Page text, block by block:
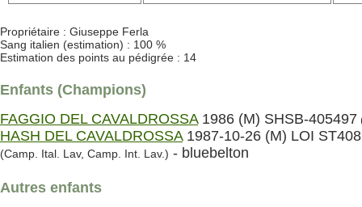
Propriétaire : Giuseppe Ferla
Sang italien (estimation) : 100 %
Estimation des points au pédigrée : 14
Enfants (Champions)
FAGGIO DEL CAVALDROSSA1986 (M) SHSB-405497
HASH DEL CAVALDROSSA1987-10-26 (M) LOI
(Camp. Ital. Lav, Camp. Int. Lav.) - bluebelton
Autres enfants